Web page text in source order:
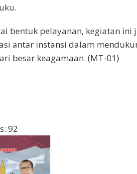
bentuk pelayanan, kegiatan
antar instansi dalam
besar keagamaan. (MT-01)
92